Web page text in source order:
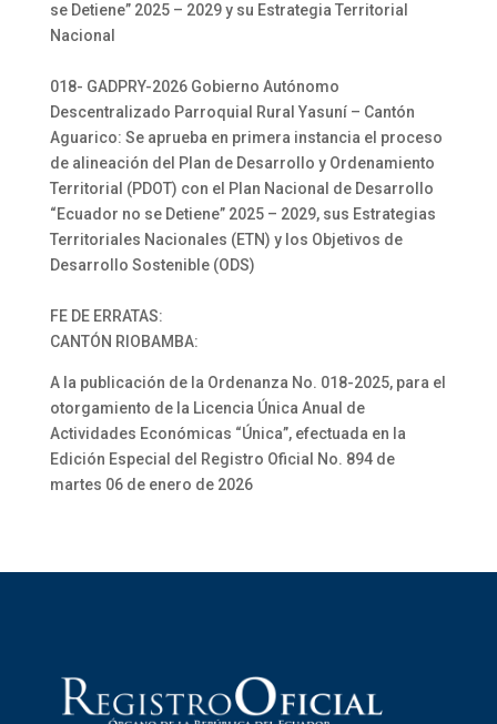
se Detiene” 2025 – 2029 y su Estrategia Territorial
Nacional
018- GADPRY-2026 Gobierno Autónomo
Descentralizado Parroquial Rural Yasuní – Cantón
Aguarico: Se aprueba en primera instancia el proceso
de alineación del Plan de Desarrollo y Ordenamiento
Territorial (PDOT) con el Plan Nacional de Desarrollo
“Ecuador no se Detiene” 2025 – 2029, sus Estrategias
Territoriales Nacionales (ETN) y los Objetivos de
Desarrollo Sostenible (ODS)
FE DE ERRATAS:
CANTÓN RIOBAMBA:
A la publicación de la Ordenanza No. 018-2025, para el
otorgamiento de la Licencia Única Anual de
Actividades Económicas “Única”, efectuada en la
Edición Especial del Registro Oficial No. 894 de
martes 06 de enero de 2026